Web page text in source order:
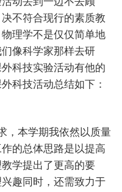
不符合现行的素质教
理学不是仅仅简单地
像科学家那样去研
科技实验活动有他的
科技活动总结如下：
，本学期我依然以质量
的总体思路是以提高
学提出了更高的要
趣同时，还需致力于